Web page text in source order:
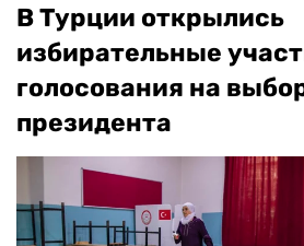
В Турции открылись
избирательные
голосования на
президента